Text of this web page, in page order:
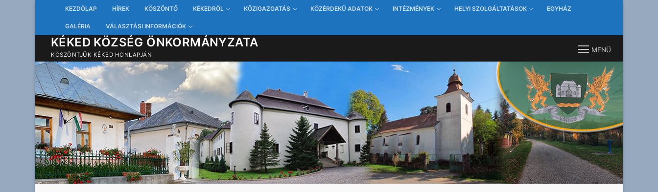
tartalomra
KEZDŐLAP HÍREK KÖSZÖNTŐ KÉKEDRŐL KÖZIGAZGATÁS KÖZÉRDEKŰ ADATOK INTÉZMÉNYEK HELYI SZOLGÁLTATÁSOK EGYHÁZ
GALÉRIA VÁLASZTÁSI INFORMÁCIÓK
KÉKED KÖZSÉG ÖNKORMÁNYZATA
KÖSZÖNTJÜK KÉKED HONLAPJÁN
MENÜ